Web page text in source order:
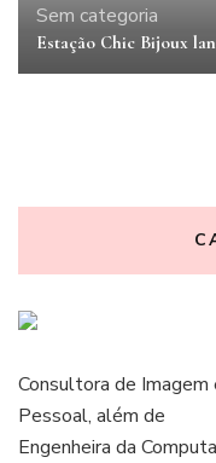
Sem categoria
Estação Chic Bijoux
Consultora de
Pessoal, além de
Engenheira da